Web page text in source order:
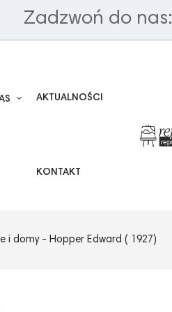
Zadzwoń do nas:
AKTUALNOŚCI
KONTAKT
i domy - Hopper Edward ( 1927)